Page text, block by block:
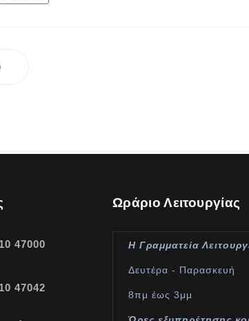
47000
47042
Ωράριο Λειτουργίας
Η Γραμματεία
Δευτέρα - Παρασκευή
8πμ έως 3μμ